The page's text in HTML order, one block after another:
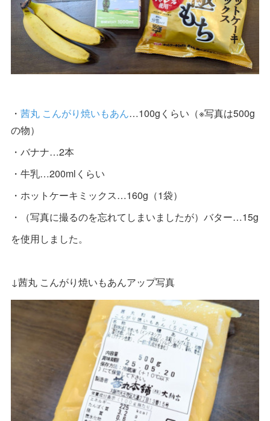
・茜丸 こんがり焼いもあん…100gくらい（※写真は500g
の物）
・バナナ…2本
・牛乳…200mlくらい
・ホットケーキミックス…160g（1袋）
・（写真に撮るのを忘れてしまいましたが）バター…15g
を使用しました。
↓茜丸 こんがり焼いもあんアップ写真